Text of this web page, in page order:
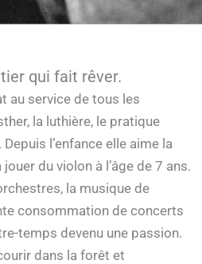
qui fait rêver.
au service de tous les
la luthière, le pratique
l’enfance elle aime la
du violon à l’âge de 7 ans.
la musique de
consommation de concerts
temps devenu une passion.
dans la forêt et